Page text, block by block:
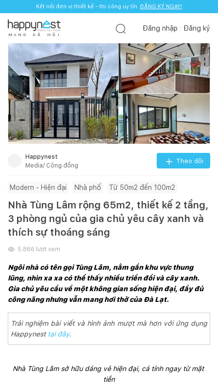
Kết nối đơn vị thiết kế - thi công uy tín. ĐĂNG KÝ NGAY!
M Ạ N G X Ã H Ộ I
Đăng nhập Đăng ký
Happynest
Media/ Cộng đồng
Theo dõi
Modern - Hiện đại Nhà phố Từ 50m2 đến 100m2
Nhà Tùng Lâm rộng 65m2, thiết kế 2 tầng,
3 phòng ngủ của gia chủ yêu cây xanh và
thích sự thoáng sáng
5.866 lượt xem
Ngôi nhà có tên gọi Tùng Lâm, nằm gần khu vực thung
lũng, nhìn xa xa có thể thấy nhiều triền đồi và cây xanh.
Gia chủ yêu cầu về một không gian sống hiện đại, đầy đủ
công năng nhưng vẫn mang hơi thở của Đà Lạt.
Trải nghiệm bài viết và hình ảnh mượt mà hơn với ứng dụng
Happynest tại đây.
Nhà Tùng Lâm sở hữu dáng vẻ hiện đại, cá tính ngay từ mặt
tiền